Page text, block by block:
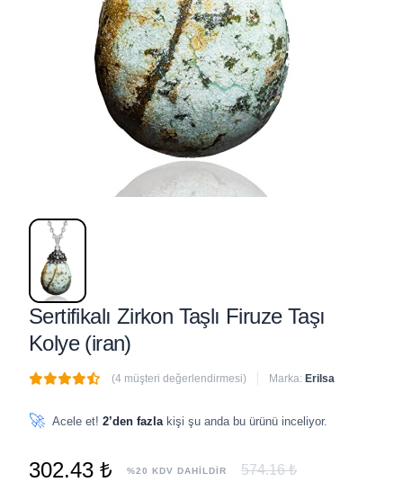
Sertifikalı Zirkon Taşlı Firuze Taşı
Kolye (iran)
(4 müşteri değerlendirmesi) Marka: Erilsa
🚀 Acele et! 2’den fazla kişi şu anda bu ürünü inceliyor.
302.43 ₺ %20 KDV DAHİLDİR 574.16 ₺